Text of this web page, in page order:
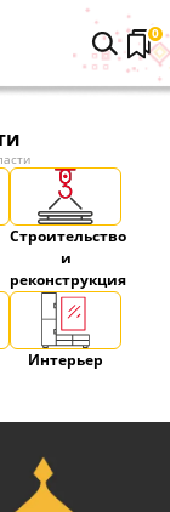
0
Строительство
и
реконструкция
Интерьер